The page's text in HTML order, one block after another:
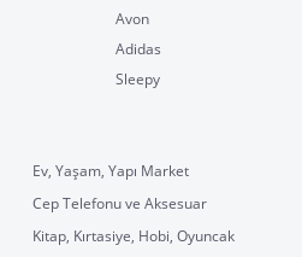
Avon
Adidas
Sleepy
Ev, Yaşam, Yapı Market
Cep Telefonu ve Aksesuar
Kitap, Kırtasiye, Hobi, Oyuncak